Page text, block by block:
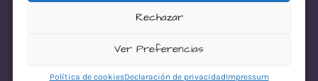
Rechazar
Ver Preferencias
Política de cookiesDeclaración de privacidadImpressum
¡Disculpa este
desastre! Estamos